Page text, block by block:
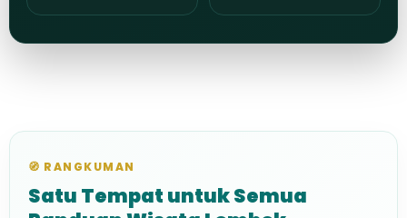
🧭 RANGKUMAN
Satu Tempat untuk Semua